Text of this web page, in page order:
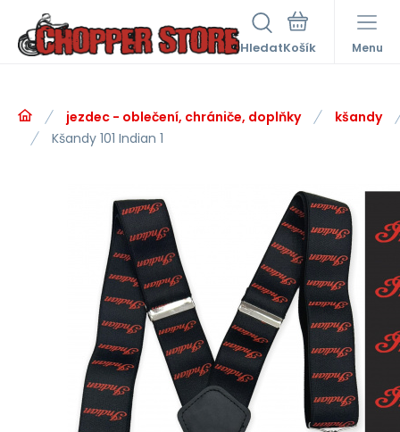
Hledat Menu
jezdec - oblečení, chrániče, doplňky
kšandy
Kšandy 101 Indian 1